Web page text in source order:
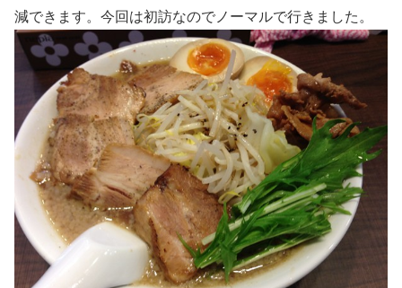
減できます。今回は初訪なのでノーマルで行きました。